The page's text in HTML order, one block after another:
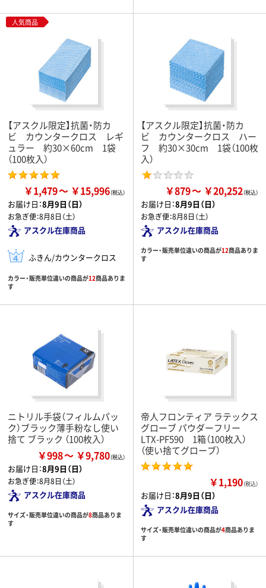
人気商品
【アスクル限定】抗菌・防カ
ビ カウンタークロス レギ
ュラー 約30×60cm 1袋
（100枚入）
￥1,479 ￥15,996
お届け日：8月9日（日）
お急ぎ便：8月8日（土）
アスクル在庫商品
ふきん/カウンタークロス
カラー・販売単位違いの商品が12商品ありま
す
【アスクル限定】抗菌・防カ
ビ カウンタークロス ハー
フ 約30×30cm 1袋（100枚
入）
￥879 ￥20,252
お届け日：8月9日（日）
お急ぎ便：8月8日（土）
アスクル在庫商品
カラー・販売単位違いの商品が12商品ありま
す
ニトリル手袋（フィルムパッ
ク）ブラック薄手粉なし使い
捨て ブラック （100枚入）
￥998 ￥9,780
お届け日：8月9日（日）
お急ぎ便：8月8日（土）
アスクル在庫商品
サイズ・販売単位違いの商品が8商品ありま
す
帝人フロンティア ラテックス
グローブ パウダーフリー
LTX-PF590 1箱（100枚入）
（使い捨てグローブ）
￥1,190（税込）
お届け日：8月9日（日）
アスクル在庫商品
サイズ・販売単位違いの商品が4商品ありま
す